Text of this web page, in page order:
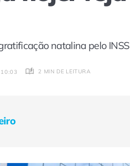
natalina pelo
10:03 2 MIN DE LEITURA